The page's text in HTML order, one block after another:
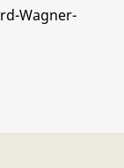
Wagner-